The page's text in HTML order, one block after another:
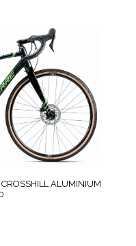
ALUMINIUM